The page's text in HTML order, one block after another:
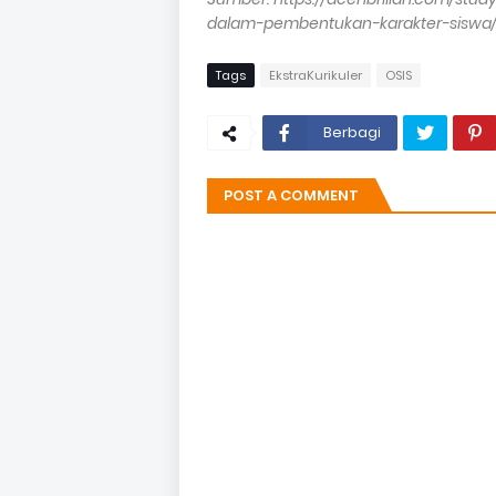
dalam-pembentukan-karakter-siswa/
Tags EkstraKurikuler OSIS
Berbagi
POST A COMMENT